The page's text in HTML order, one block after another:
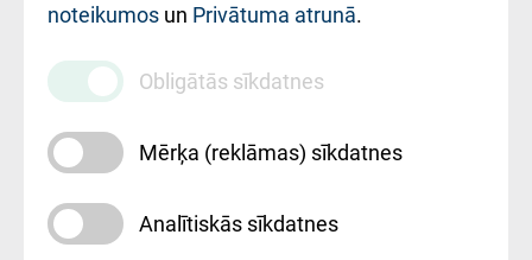
010000234
Maksas
pakalpojumu
cenrādis
noteikumos un Privātuma atrunā.
Obligātās sīkdatnes
Mērķa (reklāmas) sīkdatnes
Analītiskās sīkdatnes